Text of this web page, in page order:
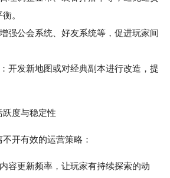
。
公会系统、好友系统等，促进玩家间
发新地图或对经典副本进行改造，提
度与稳定性
开有效的运营策略：
容更新频率，让玩家有持续探索的动